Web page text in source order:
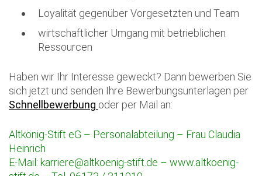
Loyalität gegenüber Vorgesetzten und Team
wirtschaftlicher Umgang mit betrieblichen
Ressourcen
Haben wir Ihr Interesse geweckt? Dann bewerben Sie
sich jetzt und senden Ihre Bewerbungsunterlagen per
Schnellbewerbung oder per Mail an:
Altkönig-Stift eG – Personalabteilung – Frau Claudia
Heinrich
E-Mail: karriere@altkoenig-stift.de – www.altkoenig-